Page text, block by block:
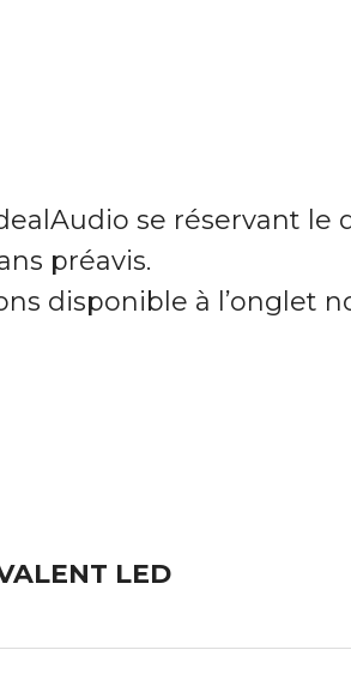
se réservant le
préavis.
disponible à l’onglet
LED